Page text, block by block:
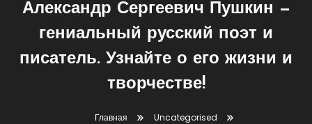
Александр Сергеевич Пушкин —
гениальный русский поэт и
писатель. Узнайте о его жизни и
творчестве!
Главная
Uncategorised